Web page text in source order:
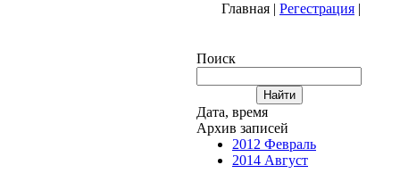
| Регестрация |
Поиск
Дата, время
Архив записей
2012 Февраль
2014 Август